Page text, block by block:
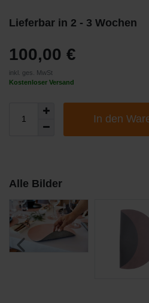
Lieferbar in 2 - 3 Wochen
100,00 €
inkl. ges. MwSt
Kostenloser Versand
In den
Alle Bilder